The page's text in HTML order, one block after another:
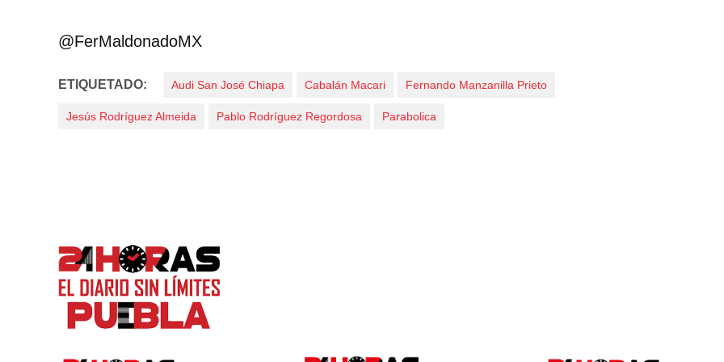
@FerMaldonadoMX
ETIQUETADO: Audi San José Chiapa Cabalán Macari Fernando Manzanilla Prieto
Jesús Rodríguez Almeida Pablo Rodríguez Regordosa Parabolica